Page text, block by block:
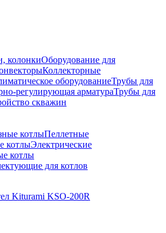
колонкиОборудование для
Коллекторные
оборудованиеТрубы для
регулирующая арматураТрубы для
скважин
котлыПеллетные
котлыЭлектрические
котлы
для котлов